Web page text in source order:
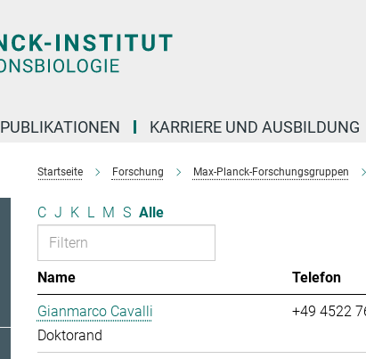
PUBLIKATIONEN KARRIERE UND AUSBILDUNG
Startseite Forschung Max-Planck-Forschungsgruppen
C J K L M S Alle
Name Telefon
Gianmarco Cavalli
Doktorand
+49 4522